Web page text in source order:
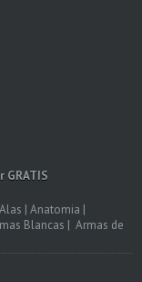
GRATIS
| Anatomia |
Blancas | Armas de